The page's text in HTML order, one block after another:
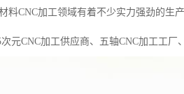
料CNC加工领域有着不少实力强劲的
元CNC加工供应商、五轴CNC加工工